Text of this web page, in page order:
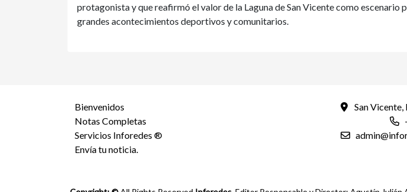
protagonista y que reafirmó el valor de la Laguna de San Vicente como escenario
grandes acontecimientos deportivos y comunitarios.
Bienvenidos
Notas Completas
Servicios Inforedes ®
Envía tu noticia.
San Vicente,
-